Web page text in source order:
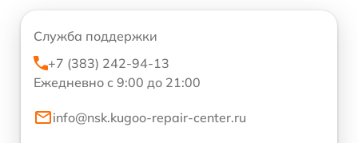
Служба поддержки
+7 (383) 242-94-13
Ежедневно с 9:00 до 21:00
info@nsk.kugoo-repair-center.ru